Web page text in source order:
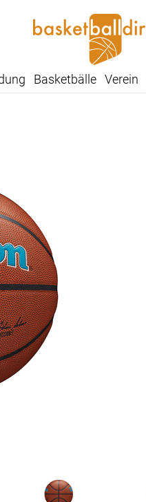
Basketbälle Verein